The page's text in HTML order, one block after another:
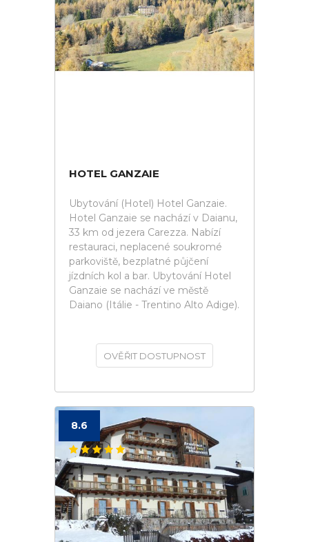
HOTEL GANZAIE
Ubytování (Hotel) Hotel Ganzaie.
Hotel Ganzaie se nachází v Daianu,
33 km od jezera Carezza. Nabízí
restauraci, neplacené soukromé
parkoviště, bezplatné půjčení
jízdních kol a bar. Ubytování Hotel
Ganzaie se nachází ve městě
Daiano (Itálie - Trentino Alto Adige).
OVĚŘIT DOSTUPNOST
8.6